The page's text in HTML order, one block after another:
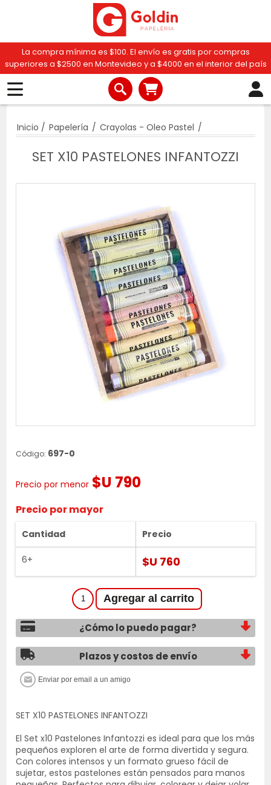
La compra mínima es $100. El envío es gratis por compras
superiores a $2500 en Montevideo y a $4000 en el interior del país
Inicio / Papelería / Crayolas - Oleo Pastel /
SET X10 PASTELONES INFANTOZZI
Código: 697-0
Precio por menor $U 790
Precio por mayor
Cantidad
6+
Precio
$U 760
¿Cómo lo puedo pagar?
Plazos y costos de envío
SET X10 PASTELONES INFANTOZZI
El Set x10 Pastelones Infantozzi es ideal para que los más
pequeños exploren el arte de forma divertida y segura.
Con colores intensos y un formato grueso fácil de
sujetar, estos pastelones están pensados para manos